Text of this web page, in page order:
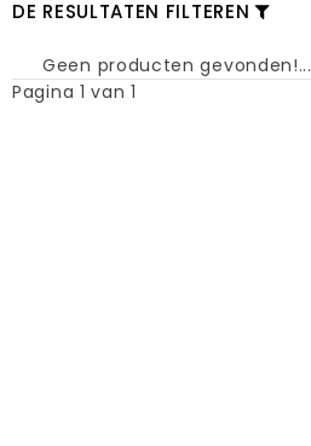
DE RESULTATEN FILTEREN
Geen producten gevonden!...
Pagina 1 van 1